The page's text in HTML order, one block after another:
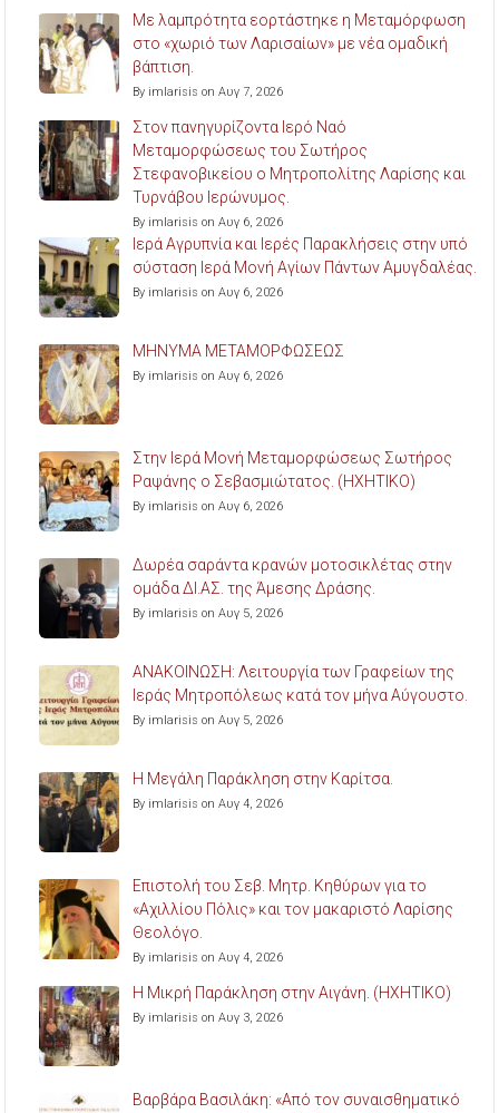
Με λαμπρότητα εορτάστηκε η Μεταμόρφωση
στο «χωριό των Λαρισαίων» με νέα ομαδική
βάπτιση.
By imlarisis on Αυγ 7, 2026
Στον πανηγυρίζοντα Ιερό Ναό
Μεταμορφώσεως του Σωτήρος
Στεφανοβικείου ο Μητροπολίτης Λαρίσης και
Τυρνάβου Ιερώνυμος.
By imlarisis on Αυγ 6, 2026
Ιερά Αγρυπνία και Ιερές Παρακλήσεις στην υπό
σύσταση Ιερά Μονή Αγίων Πάντων Αμυγδαλέας.
By imlarisis on Αυγ 6, 2026
ΜΗΝΥΜΑ ΜΕΤΑΜΟΡΦΩΣΕΩΣ
By imlarisis on Αυγ 6, 2026
Στην Ιερά Μονή Μεταμορφώσεως Σωτήρος
Ραψάνης ο Σεβασμιώτατος. (ΗΧΗΤΙΚΟ)
By imlarisis on Αυγ 6, 2026
Δωρέα σαράντα κρανών μοτοσικλέτας στην
ομάδα ΔΙ.ΑΣ. της Άμεσης Δράσης.
By imlarisis on Αυγ 5, 2026
ΑΝΑΚΟΙΝΩΣΗ: Λειτουργία των Γραφείων της
Ιεράς Μητροπόλεως κατά τον μήνα Αύγουστο.
By imlarisis on Αυγ 5, 2026
Η Μεγάλη Παράκληση στην Καρίτσα.
By imlarisis on Αυγ 4, 2026
Επιστολή του Σεβ. Μητρ. Κηθύρων για το
«Αχιλλίου Πόλις» και τον μακαριστό Λαρίσης
Θεολόγο.
By imlarisis on Αυγ 4, 2026
Η Μικρή Παράκληση στην Αιγάνη. (ΗΧΗΤΙΚΟ)
By imlarisis on Αυγ 3, 2026
Βαρβάρα Βασιλάκη: «Από τον συναισθηματικό